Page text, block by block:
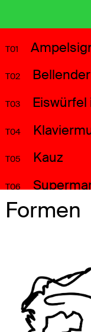
T01
T02
T03 Eiswürfel
T04
T05 Kauz
T06
T07 Motorrad
Formen